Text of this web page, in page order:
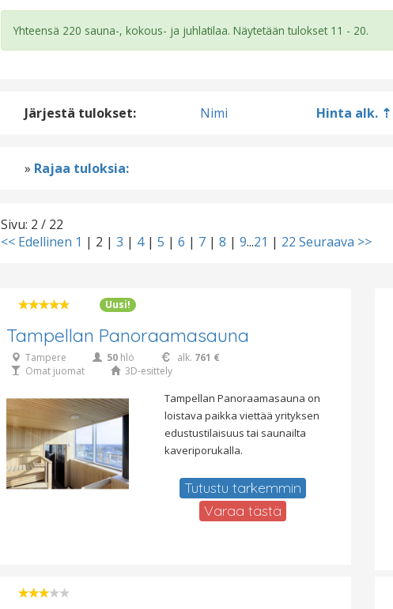
Yhteensä 220 sauna-, kokous- ja juhlatilaa. Näytetään tulokset 11 - 20.
Järjestä tulokset: Nimi Hinta alk.
» Rajaa tuloksia:
Sivu: 2 / 22
<< Edellinen 1 | 2 | 3 | 4| 5 | 6 | 7 | 8 | 9...21 | 22 Seuraava >>
Uusi!
Tampellan Panoraamasauna
Tampere 50 hlö alk. 761 €
Omat juomat
3D-esittely
Tampellan Panoraamasauna on
loistava paikka viettää yrityksen
edustustilaisuus tai saunailta
kaveriporukalla.
Tutustu tarkemmin
Varaa tästä